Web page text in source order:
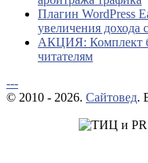
Плагин WordPress
увеличения дохода
АКЦИЯ: Комплект
читателям
---
© 2010 - 2026. Сайтовед.